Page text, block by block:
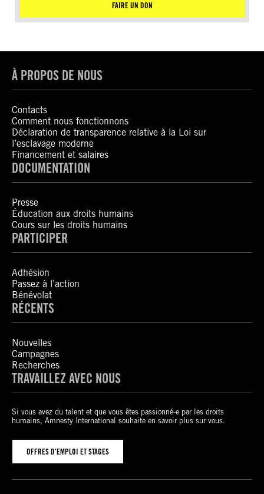
FAIRE UN DON
À PROPOS DE NOUS
Contacts
Comment nous fonctionnons
Déclaration de transparence relative à la Loi sur
l’esclavage moderne
Financement et salaires
DOCUMENTATION
Presse
Éducation aux droits humains
Cours sur les droits humains
PARTICIPER
Adhésion
Passez à l’action
Bénévolat
RÉCENTS
Nouvelles
Campagnes
Recherches
TRAVAILLEZ AVEC NOUS
Si vous avez du talent et que vous êtes passionné-e par les droits
humains, Amnesty International souhaite en savoir plus sur vous.
OFFRES D’EMPLOI ET STAGES